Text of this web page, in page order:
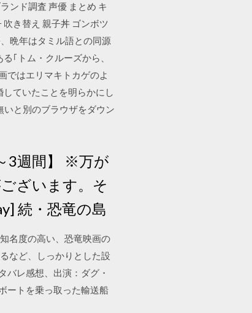
ンド調査 声優 まとめ キ
き替え 親子丼 ゴンボツ
晩年はタミル語との同源
｢トム・クルーズから、
ではエリマキトカゲのよ
ていたことを明らかにし
と別のブラウザをダウン
3週間】 ※万が
ざいます。そ
続・恐竜の島
名度の高い、恐竜映画の
など、しっかりとした設
レ感想、出演：ダグ・
ートを乗っ取った輸送船